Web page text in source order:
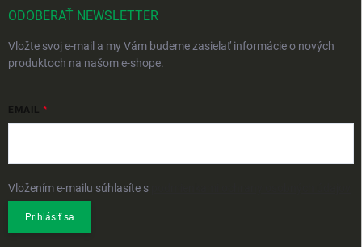
ODOBERAŤ NEWSLETTER
Vložte svoj e-mail a my Vám budeme zasielať informácie o nových
produktoch na našom e-shope.
EMAIL
Vložením e-mailu súhlasíte s
Prihlásiť sa